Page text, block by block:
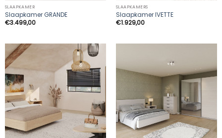
SLAAPKAMER
Slaapkamer GRANDE
€3.499,00
SLAAPKAMERS
Slaapkamer IVETTE
€1.929,00